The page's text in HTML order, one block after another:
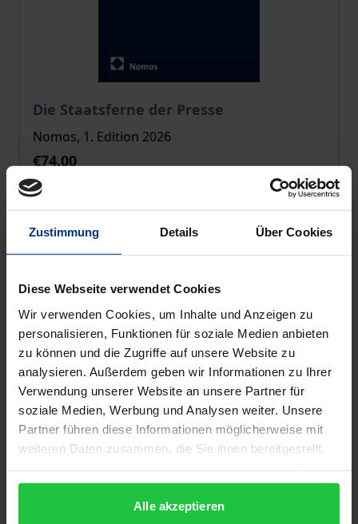
Zustimmung Details Über Cookies
Diese Webseite verwendet Cookies
Wir verwenden Cookies, um Inhalte und Anzeigen zu
personalisieren, Funktionen für soziale Medien anbieten
zu können und die Zugriffe auf unsere Website zu
analysieren. Außerdem geben wir Informationen zu Ihrer
Verwendung unserer Website an unsere Partner für
soziale Medien, Werbung und Analysen weiter. Unsere
Partner führen diese Informationen möglicherweise mit
weiteren Daten zusammen, die Sie ihnen bereitgestellt
gesammelt haben.
Alle akzeptieren
Die Staatsferne der Presse
The price depends on the options chosen on the
Nomos, 1. Edition 2026
€74.00
incl. VAT